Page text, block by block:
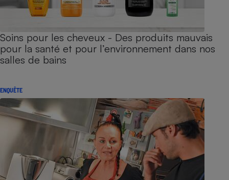
Soins pour les cheveux - Des produits mauvais
pour la santé et pour l’environnement dans nos
salles de bains
ENQUÊTE